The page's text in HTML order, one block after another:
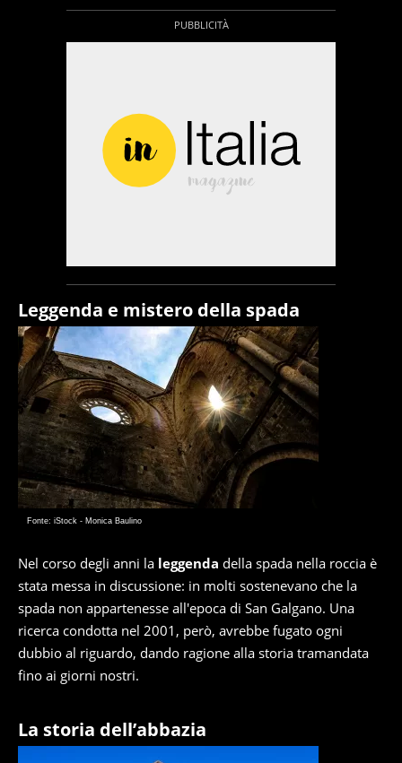
Leggenda e mistero della spada
Fonte: iStock - Monica Baulino
Nel corso degli anni la leggenda della spada nella roccia è
stata messa in discussione: in molti sostenevano che la
spada non appartenesse all'epoca di San Galgano. Una
ricerca condotta nel 2001, però, avrebbe fugato ogni
dubbio al riguardo, dando ragione alla storia tramandata
fino ai giorni nostri.
La storia dell’abbazia